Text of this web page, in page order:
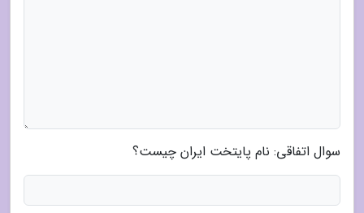
سوال اتفاقی: نام پایتخت ایران چیست؟